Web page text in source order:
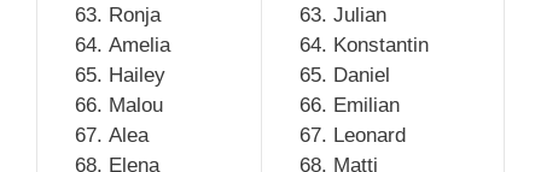
Ronja
Amelia
Hailey
Malou
Alea
Elena
Julian
Konstantin
Daniel
Emilian
Leonard
Matti